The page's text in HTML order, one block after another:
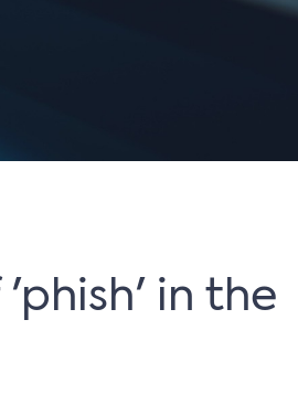
'phish' in the